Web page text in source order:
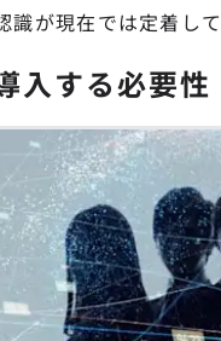
識が現在では定着し
入する必要性